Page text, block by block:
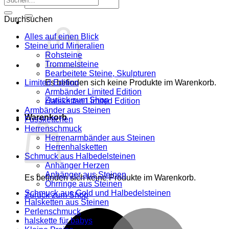
Suche
nach:
Es befinden sich keine Produkte im Warenkorb.
Zurück zum Shop
Warenkorb
Es befinden sich keine Produkte im Warenkorb.
Zurück zum Shop
nach:
Durchsuchen
Alles auf einen Blick
Steine und Mineralien
Rohsteine
Trommelsteine
Bearbeitete Steine, Skulpturen
Limited Edition
Armbänder Limited Edition
Halsketten Limited Edition
Armbänder aus Steinen
Fusskettchen
Herrenschmuck
Herrenarmbänder aus Steinen
Herrenhalsketten
Schmuck aus Halbedelsteinen
Anhänger Herzen
Anhänger aus Steinen
Ohrringe aus Steinen
Schmuck aus Gold und Halbedelsteinen
Halsketten aus Steinen
Perlenschmuck
halskette für babys